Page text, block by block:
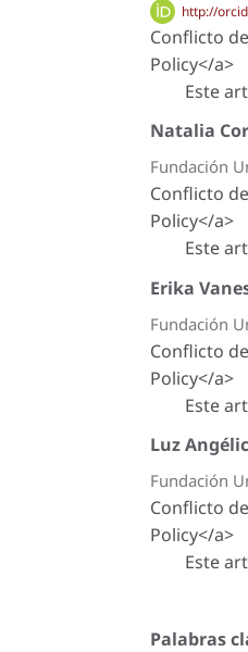
http://
Conflicto
Policy</a>
Este
Natalia
Fundación
Conflicto
Policy</a>
Este
Erika
Fundación
Conflicto
Policy</a>
Este
Luz
Fundación
Conflicto
Policy</a>
Este
Palabras